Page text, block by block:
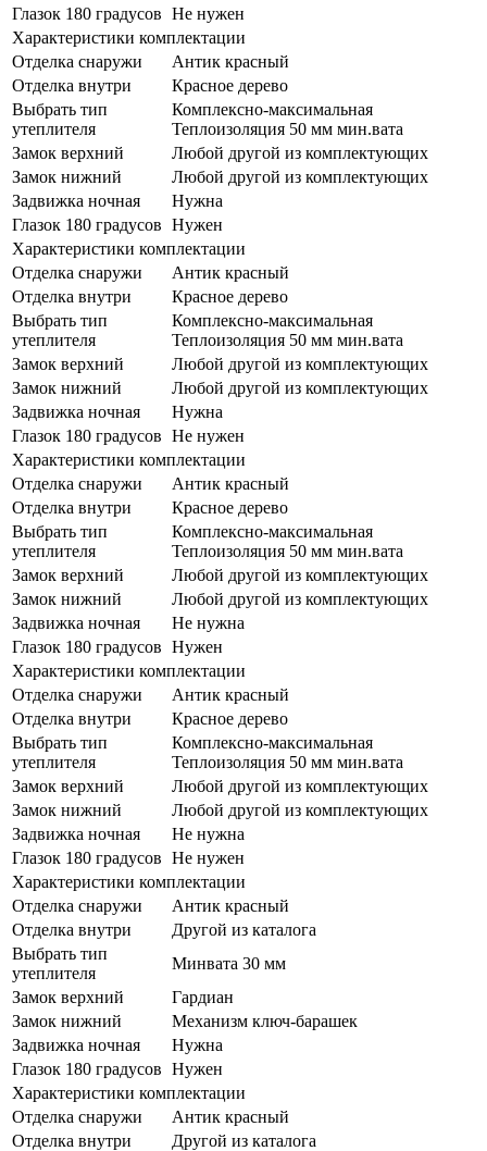
Глазок 180 градусов Не нужен
Характеристики комплектации
Отделка снаружи
Антик красный
Отделка внутри
Красное дерево
Выбрать тип
утеплителя
Комплексно-максимальная
Теплоизоляция 50 мм мин.вата
Замок верхний
Любой другой из комплектующих
Замок нижний
Любой другой из комплектующих
Задвижка ночная
Нужна
Глазок 180 градусов Нужен
Характеристики комплектации
Отделка снаружи
Антик красный
Отделка внутри
Красное дерево
Выбрать тип
утеплителя
Комплексно-максимальная
Теплоизоляция 50 мм мин.вата
Замок верхний
Любой другой из комплектующих
Замок нижний
Любой другой из комплектующих
Задвижка ночная
Нужна
Глазок 180 градусов Не нужен
Характеристики комплектации
Отделка снаружи
Антик красный
Отделка внутри
Красное дерево
Выбрать тип
утеплителя
Комплексно-максимальная
Теплоизоляция 50 мм мин.вата
Замок верхний
Любой другой из комплектующих
Замок нижний
Любой другой из комплектующих
Задвижка ночная
Не нужна
Глазок 180 градусов Нужен
Характеристики комплектации
Отделка снаружи
Антик красный
Отделка внутри
Красное дерево
Выбрать тип
утеплителя
Комплексно-максимальная
Теплоизоляция 50 мм мин.вата
Замок верхний
Любой другой из комплектующих
Замок нижний
Любой другой из комплектующих
Задвижка ночная
Не нужна
Глазок 180 градусов Не нужен
Характеристики комплектации
Отделка снаружи
Антик красный
Отделка внутри
Другой из каталога
Выбрать тип
утеплителя
Минвата 30 мм
Замок верхний
Гардиан
Замок нижний
Механизм ключ-барашек
Задвижка ночная
Нужна
Глазок 180 градусов Нужен
Характеристики комплектации
Отделка снаружи
Антик красный
Отделка внутри
Другой из каталога